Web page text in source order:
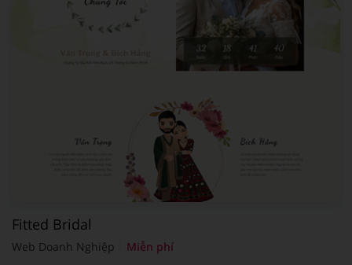
Fitted Bridal
Web Doanh Nghiệp Miễn phí